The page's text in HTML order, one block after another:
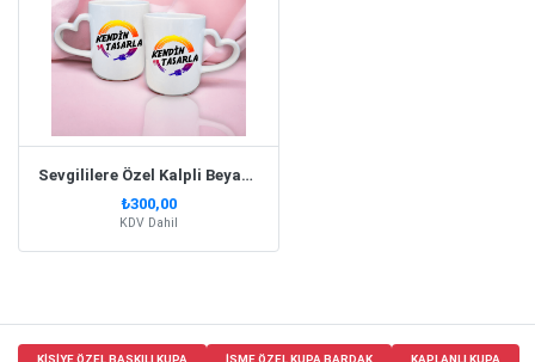
Sevgililere Özel Kalpli Beyaz Kupa Bardak Set
₺300,00
KDV Dahil
KIŞIYE ÖZEL BASKILI KUPA ISME ÖZEL KUPA BARDAK KAPLANLI KUPA